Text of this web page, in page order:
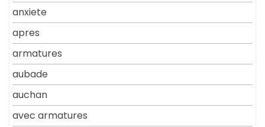
anxiete
apres
armatures
aubade
auchan
avec armatures